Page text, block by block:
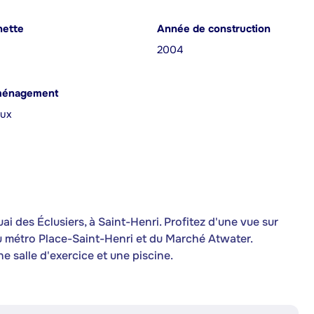
Année de construction
2004
des Éclusiers, à Saint-Henri. Profitez d'une vue sur
Place-Saint-Henri et du Marché Atwater.
salle d'exercice et une piscine.